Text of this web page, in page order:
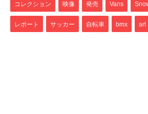
コレクション 映像 発売 Vans
レポート サッカー 自転車 bmx art